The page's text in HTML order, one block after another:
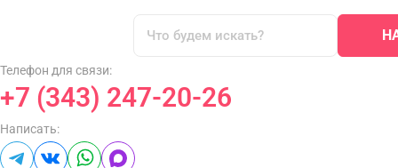
Телефон для связи:
+7 (343) 247-20-26
Написать: